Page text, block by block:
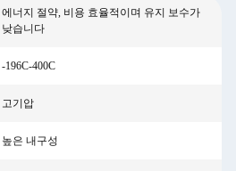
에너지 절약, 비용 효율적이며 유지 보수가
낮습니다
-196C-400C
고기압
높은 내구성